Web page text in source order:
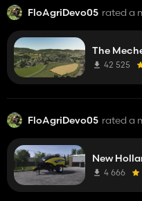
FloAgriDevo05 rated a
The
42 525
FloAgriDevo05 rated a
New
4 666